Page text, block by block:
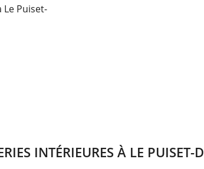
Puiset-
INTÉRIEURES À LE PUISET-